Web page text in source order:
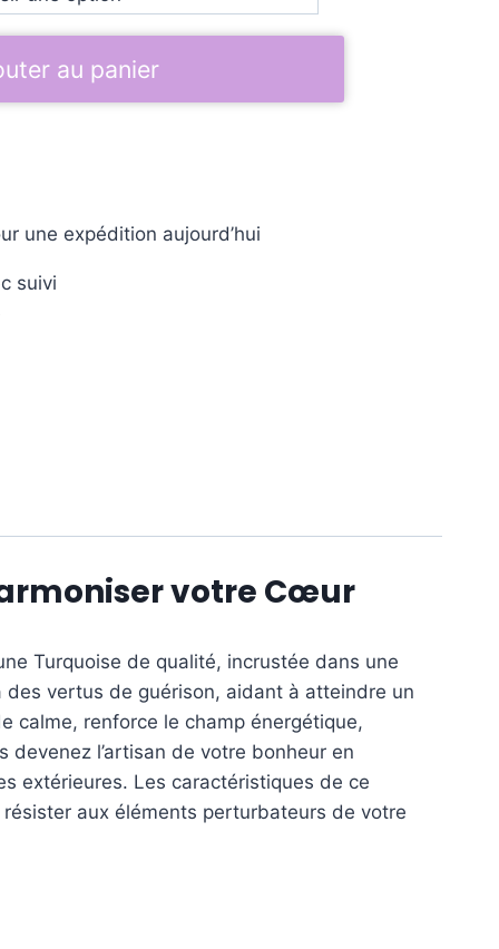
au panier
une expédition aujourd’hui
suivi
votre Cœur
Turquoise de qualité, incrustée dans une
des vertus de guérison, aidant à atteindre un
calme, renforce le champ énergétique,
l’artisan de votre bonheur en
extérieures. Les caractéristiques de ce
aux éléments perturbateurs de votre